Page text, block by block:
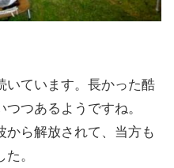
いています。長かった酷
つあるようですね。
から解放されて、当方も
。